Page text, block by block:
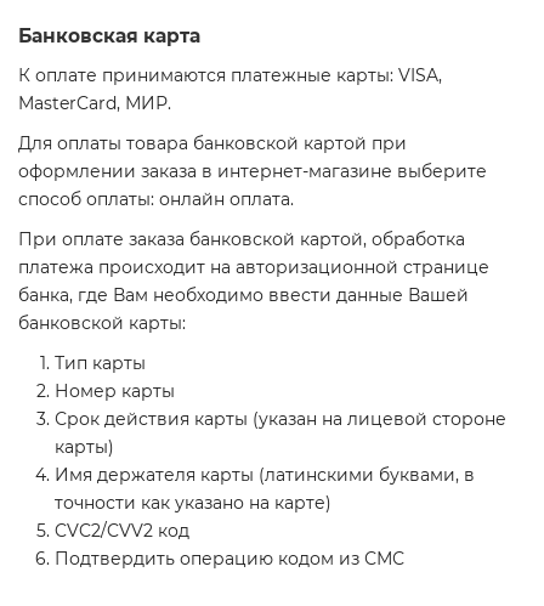
Банковская карта
К оплате принимаются платежные карты: VISA,
MasterCard, МИР.
Для оплаты товара банковской картой при
оформлении заказа в интернет-магазине выберите
способ оплаты: онлайн оплата.
При оплате заказа банковской картой, обработка
платежа происходит на авторизационной странице
банка, где Вам необходимо ввести данные Вашей
банковской карты:
Тип карты
Номер карты
Срок действия карты (указан на лицевой стороне
карты)
Имя держателя карты (латинскими буквами, в
точности как указано на карте)
CVC2/CVV2 код
Подтвердить операцию кодом из СМС